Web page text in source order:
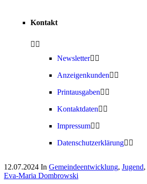
Kontakt
Newsletter
Anzeigenkunden
Printausgaben
Kontaktdaten
Impressum
Datenschutzerklärung
12.07.2024 In Gemeindeentwicklung, Jugend,
Eva-Maria Dombrowski